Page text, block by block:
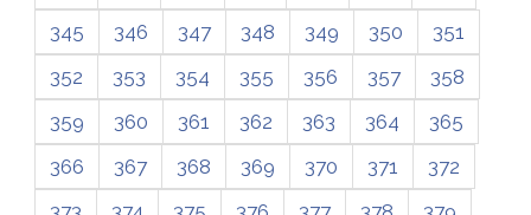
345
346 347 348 349 350
351
352
353 354 355 356 357
358
359
360 361 362 363 364
365
366
367 368 369 370 371
372